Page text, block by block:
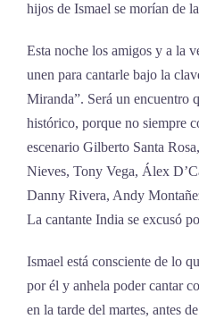
hijos de Ismael se morían de
Esta noche los amigos y a la
unen para cantarle bajo la
Miranda”. Será un encuentro
histórico, porque no siempre
escenario Gilberto Santa
Nieves, Tony Vega, Álex
Danny Rivera, Andy
La cantante India se excusó
Ismael está consciente de lo
por él y anhela poder cantar
en la tarde del martes, antes